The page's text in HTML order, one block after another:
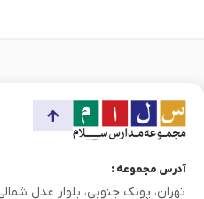
آدرس مجموعه :
تهران، پونک جنوبی، بلوار عدل